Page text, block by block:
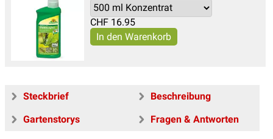
CHF 16.95
Steckbrief
Beschreibung
Gartenstorys
Fragen & Antworten